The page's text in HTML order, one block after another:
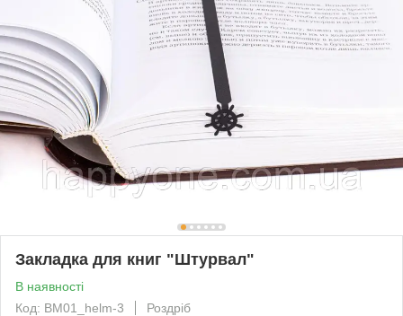
Закладка для книг "Штурвал"
В наявності
Код: BM01_helm-3
Роздріб